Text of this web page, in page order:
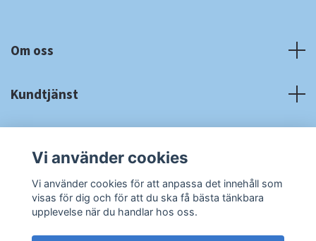
Om oss
Kundtjänst
Sociala medier
Vi använder cookies
Vi använder cookies för att anpassa det innehåll som
visas för dig och för att du ska få bästa tänkbara
upplevelse när du handlar hos oss.